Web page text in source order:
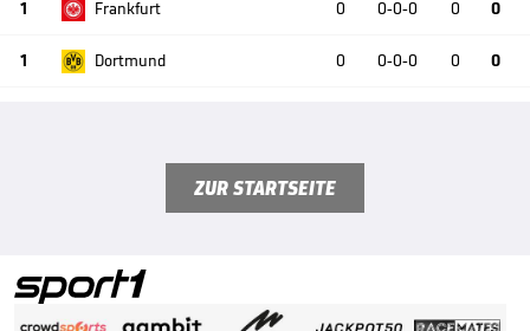
1 Frankfurt 0 0-0-0 0 0
1 Dortmund 0 0-0-0 0 0
ZUR STARTSEITE